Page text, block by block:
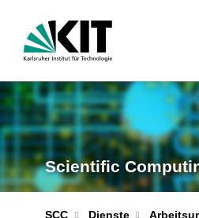
Scientific
SCC Dienste